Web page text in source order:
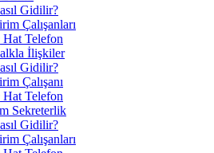
Gidilir?
Çalışanları
Hat Telefon
İlişkiler
Gidilir?
Çalışanı
Hat Telefon
Sekreterlik
Gidilir?
Çalışanları